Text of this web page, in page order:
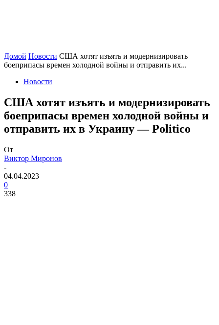
Домой Новости США хотят изъять и модернизировать
боеприпасы времен холодной войны и отправить их...
Новости
США хотят изъять и модернизировать
боеприпасы времен холодной войны и
отправить их в Украину — Politico
От
Виктор Миронов
-
04.04.2023
0
338